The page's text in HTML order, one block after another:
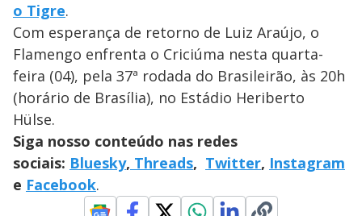
o Tigre.
Com esperança de retorno de Luiz Araújo, o
Flamengo enfrenta o Criciúma nesta quarta-
feira (04), pela 37ª rodada do Brasileirão, às 20h
(horário de Brasília), no Estádio Heriberto
Hülse.
Siga nosso conteúdo nas redes
sociais: Bluesky, Threads, Twitter, Instagram
e Facebook.